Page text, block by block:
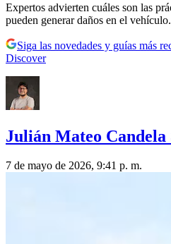
Expertos advierten cuáles son las
pueden generar daños en el vehículo.
Siga las novedades y guías más
Discover
Julián Mateo Candela
7 de mayo de 2026, 9:41 p. m.